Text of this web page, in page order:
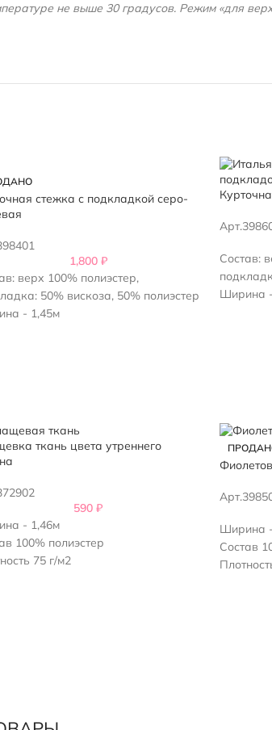
не выше 30 градусов. Режим «для
стежка с подкладкой серо-
1,800 ₽
верх 100% полиэстер,
50% вискоза, 50% полиэстер
- 1,45м
Состав:
Ширина
ткань цвета утреннего
590₽
- 1,46м
100% полиэстер
75 г/м2
Ширина
Состав